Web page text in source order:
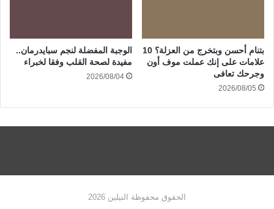
بتنام أحسن وبتخرج من العزلة؟ 10
علامات على إنك عملت موف أون
وجرحك تعافى
2026/08/05
الوجبة المفضلة لنجم سبايدرمان..
مفيدة لصحة القلب وفقا لخبراء
2026/08/04
الحقوق محفوظة النيلين 2026